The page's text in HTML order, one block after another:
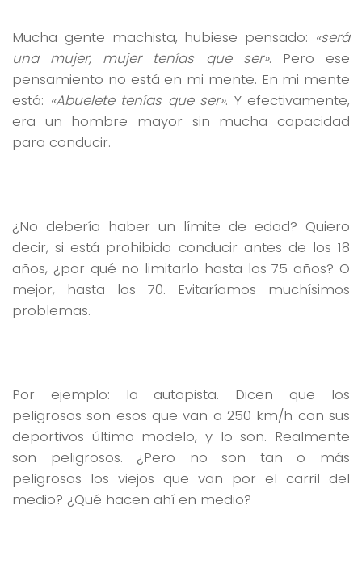
Mucha gente machista, hubiese pensado: «será
una mujer, mujer tenías que ser». Pero ese
pensamiento no está en mi mente. En mi mente
está: «Abuelete tenías que ser». Y efectivamente,
era un hombre mayor sin mucha capacidad
para conducir.
¿No debería haber un límite de edad? Quiero
decir, si está prohibido conducir antes de los 18
años, ¿por qué no limitarlo hasta los 75 años? O
mejor, hasta los 70. Evitaríamos muchísimos
problemas.
Por ejemplo: la autopista. Dicen que los
peligrosos son esos que van a 250 km/h con sus
deportivos último modelo, y lo son. Realmente
son peligrosos. ¿Pero no son tan o más
peligrosos los viejos que van por el carril del
medio? ¿Qué hacen ahí en medio?